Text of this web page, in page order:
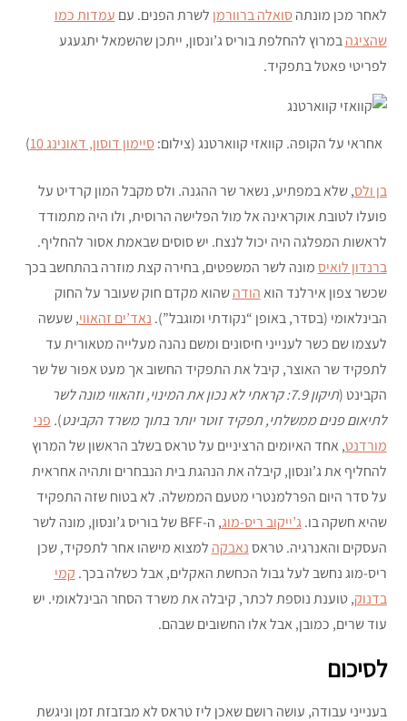
לאחר מכן מונתהסואלה ברוורמן לשרת הפנים. עם עמדות כמו
שהציגהבמרוץ להחלפת בוריס ג’ונסון, ייתכן שהשמאל יתגעגע
לפריטי פאטל בתפקיד.
אחראי על הקופה. קוואזי קווארטנג (צילום:סיימון דוסון, דאונינג 10 )
בן ולס, שלא במפתיע, נשאר שר ההגנה. ולס מקבל המון קרדיט על
פועלו לטובת אוקראינה אל מול הפלישה הרוסית, ולו היה מתמודד
לראשות המפלגה היה יכול לנצח. יש סוסים שבאמת אסור להחליף.
ברנדון לואיסמונה לשר המשפטים, בחירה קצת מוזרה בהתחשב בכך
שכשר צפון אירלנד הואהודהשהוא מקדם חוק שעובר על החוק
הבינלאומי (בסדר, באופן “נקודתי ומוגבל”). נאד’ים זהאווי, שעשה
לעצמו שם כשר לענייני חיסונים ומשם נהנה מעלייה מטאורית עד
לתפקיד שר האוצר, קיבל את התפקיד החשוב אך מעט אפור של שר
הקבינט (
תיקון 7.9: קראתי לא נכון את המינוי, וזהאווי מונה לשר
לתיאום פנים ממשלתי, תפקיד זוטר יותר בתוך משרד הקבינט)
. פני
מורדנט, אחד האיומים הרציניים על טראס בשלב הראשון של המרוץ
להחליף את ג’ונסון, קיבלה את הנהגת בית הנבחרים ותהיה אחראית
על סדר היום הפרלמנטרי מטעם הממשלה. לא בטוח שזה התפקיד
שהיא חשקה בו. ג’ייקוב ריס-מוג
, ה-BFF של בוריס ג’ונסון, מונה לשר
העסקים והאנרגיה. טראסנאבקה למצוא מישהו אחר לתפקיד, שכן
ריס-מוג נחשב לעל גבול הכחשת האקלים, אבל כשלה בכך. קמי
בדנוק, טוענת נוספת לכתר, קיבלה את משרד הסחר הבינלאומי. יש
עוד שרים, כמובן, אבל אלו החשובים שבהם.
לסיכום
בענייני עבודה, עושה רושם שאכן ליז טראס לא מבזבזת זמן וניגשת